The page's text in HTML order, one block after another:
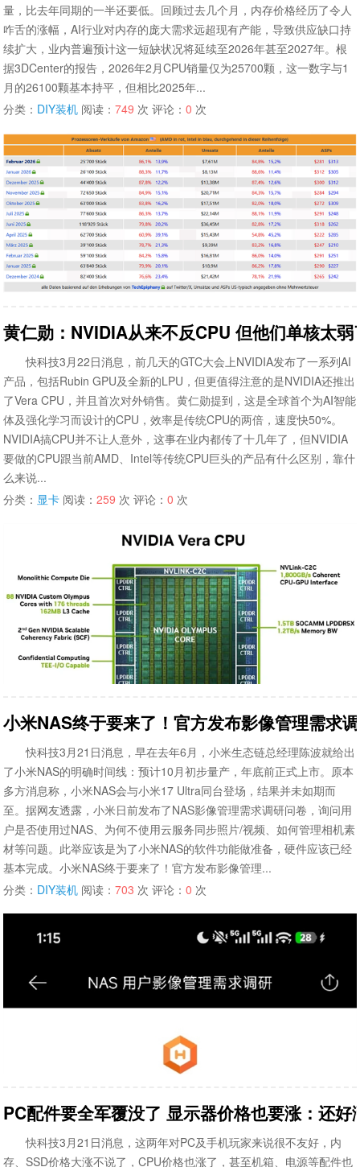
量，比去年同期的一半还要低。回顾过去几个月，内存价格经历了令人
咋舌的涨幅，AI行业对内存的庞大需求远超现有产能，导致供应缺口持
续扩大，业内普遍预计这一短缺状况将延续至2026年甚至2027年。根
据3DCenter的报告，2026年2月CPU销量仅为25700颗，这一数字与1
月的26100颗基本持平，但相比2025年...
分类： DIY装机 阅读：749 次 评论：0 次
黄仁勋：NVIDIA从来不反CPU 但他们单核太弱
快科技3月22日消息，前几天的GTC大会上NVIDIA发布了一系列AI
产品，包括Rubin GPU及全新的LPU，但更值得注意的是NVIDIA还推出
了Vera CPU，并且首次对外销售。黄仁勋提到，这是全球首个为AI智能
体及强化学习而设计的CPU，效率是传统CPU的两倍，速度快50%。
NVIDIA搞CPU并不让人意外，这事在业内都传了十几年了，但NVIDIA
要做的CPU跟当前AMD、Intel等传统CPU巨头的产品有什么区别，靠什
么来说...
分类： 显卡 阅读：259 次 评论：0 次
小米NAS终于要来了！官方发布影像管理需求
快科技3月21日消息，早在去年6月，小米生态链总经理陈波就给出
了小米NAS的明确时间线：预计10月初步量产，年底前正式上市。原本
多方消息称，小米NAS会与小米17 Ultra同台登场，结果并未如期而
至。据网友透露，小米日前发布了NAS影像管理需求调研问卷，询问用
户是否使用过NAS、为何不使用云服务同步照片/视频、如何管理相机素
材等问题。此举应该是为了小米NAS的软件功能做准备，硬件应该已经
基本完成。小米NAS终于要来了！官方发布影像管理...
分类： DIY装机 阅读：703 次 评论：0 次
PC配件要全军覆没了 显示器价格也要涨：还好
快科技3月21日消息，这两年对PC及手机玩家来说很不友好，内
存、SSD价格大涨不说了，CPU价格也涨了，甚至机箱、电源等配件也